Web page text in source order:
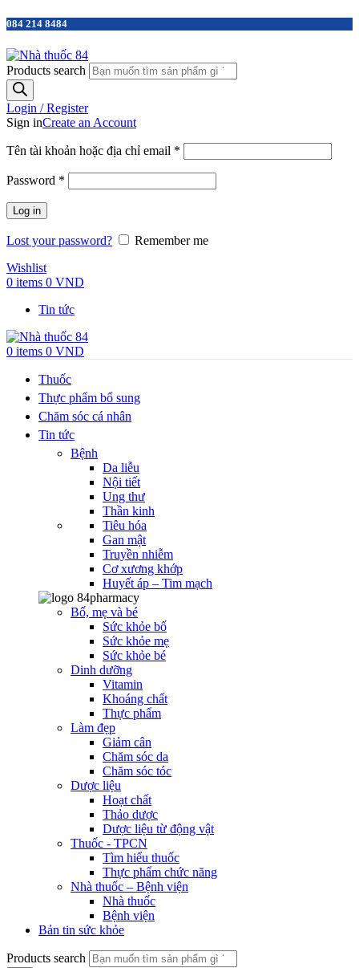
084 214 8484
Products search
Login / Register
Sign inCreate an Account
Tên tài khoản hoặc địa chỉ email *
Password *
Log in
Lost your password?
Remember me
Wishlist
0 items 0 VND
Tin tức
0 items 0 VND
Thuốc
Thực phẩm bổ sung
Chăm sóc cá nhân
Tin tức
Bệnh
Da liễu
Nội tiết
Ung thư
Thần kinh
Tiêu hóa
Gan mật
Truyền nhiễm
Cơ xương khớp
Huyết áp – Tim mạch
Bố, mẹ và bé
Sức khỏe bố
Sức khỏe mẹ
Sức khỏe bé
Dinh dưỡng
Vitamin
Khoáng chất
Thực phẩm
Làm đẹp
Giảm cân
Chăm sóc da
Chăm sóc tóc
Dược liệu
Hoạt chất
Thảo dược
Dược liệu từ động vật
Thuốc - TPCN
Tìm hiểu thuốc
Thực phẩm chức năng
Nhà thuốc – Bệnh viện
Nhà thuốc
Bệnh viện
Bản tin sức khỏe
Products search